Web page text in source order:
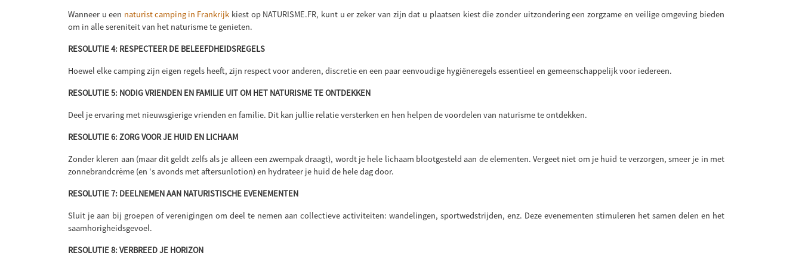
Wanneer u een naturist camping in Frankrijk kiest op NATURISME.FR, kunt u er zeker van zijn dat u plaatsen kiest die zonder uitzondering een zorgzame en veilige omgeving bieden
om in alle sereniteit van het naturisme te genieten.
RESOLUTIE 4: RESPECTEER DE BELEEFDHEIDSREGELS
Hoewel elke camping zijn eigen regels heeft, zijn respect voor anderen, discretie en een paar eenvoudige hygiëneregels essentieel en gemeenschappelijk voor iedereen.
RESOLUTIE 5: NODIG VRIENDEN EN FAMILIE UIT OM HET NATURISME TE ONTDEKKEN
Deel je ervaring met nieuwsgierige vrienden en familie. Dit kan jullie relatie versterken en hen helpen de voordelen van naturisme te ontdekken.
RESOLUTIE 6: ZORG VOOR JE HUID EN LICHAAM
Zonder kleren aan (maar dit geldt zelfs als je alleen een zwempak draagt), wordt je hele lichaam blootgesteld aan de elementen. Vergeet niet om je huid te verzorgen, smeer je in met
zonnebrandcrème (en 's avonds met aftersunlotion) en hydrateer je huid de hele dag door.
RESOLUTIE 7: DEELNEMEN AAN NATURISTISCHE EVENEMENTEN
Sluit je aan bij groepen of verenigingen om deel te nemen aan collectieve activiteiten: wandelingen, sportwedstrijden, enz. Deze evenementen stimuleren het samen delen en het
saamhorigheidsgevoel.
RESOLUTIE 8: VERBREED JE HORIZON